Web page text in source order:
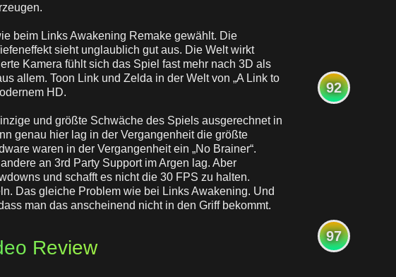
beim Links Awakening Remake gewählt. Die
sieht unglaublich gut aus. Die Welt wirkt
Kamera fühlt sich das Spiel fast mehr nach 3D als
allem. Toon Link und Zelda in der Welt von „A Link to
HD.
und größte Schwäche des Spiels ausgerechnet in
genau hier lag in der Vergangenheit die größte
waren in der Vergangenheit ein „No Brainer“.
an 3rd Party Support im Argen lag. Aber
und schafft es nicht die 30 FPS zu halten.
Das gleiche Problem wie bei Links Awakening. Und
man das anscheinend nicht in den Griff bekommt.
Review
92
97